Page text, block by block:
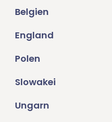
Belgien
England
Polen
Slowakei
Ungarn